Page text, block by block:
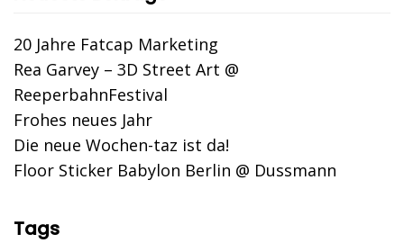
20 Jahre Fatcap Marketing
Rea Garvey – 3D Street Art @
ReeperbahnFestival
Frohes neues Jahr
Die neue Wochen-taz ist da!
Floor Sticker Babylon Berlin @ Dussmann
Tags